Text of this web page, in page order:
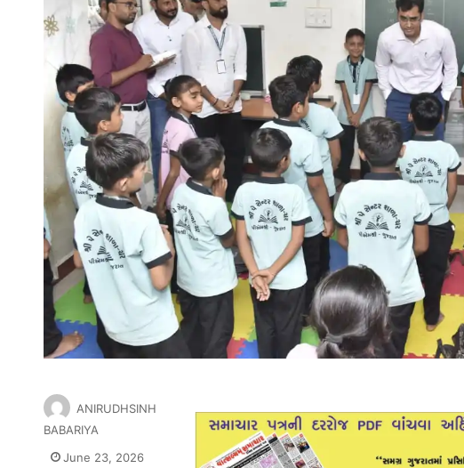
ANIRUDHSINH
BABARIYA
June 23, 2026